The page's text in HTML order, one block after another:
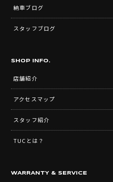
納車ブログ
スタッフブログ
SHOP INFO.
店舗紹介
アクセスマップ
スタッフ紹介
TUCとは？
WARRANTY & SERVICE